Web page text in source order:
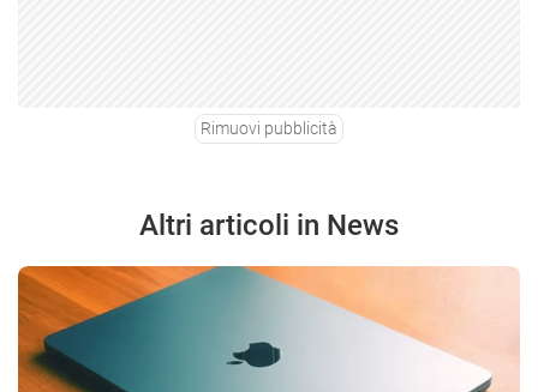
Rimuovi pubblicità
Altri articoli in News